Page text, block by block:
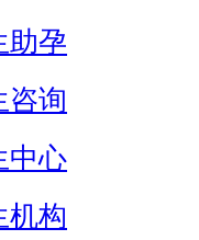
助孕
咨询
中心
机构